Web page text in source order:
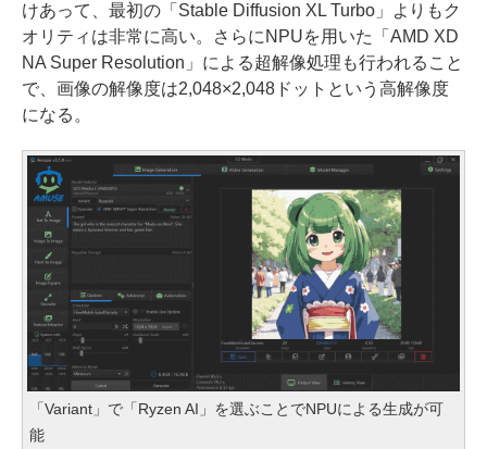
けあって、最初の「Stable Diffusion XL Turbo」よりもク
オリティは非常に高い。さらにNPUを用いた「AMD XD
NA Super Resolution」による超解像処理も行われること
で、画像の解像度は2,048×2,048ドットという高解像度
になる。
「Variant」で「Ryzen AI」を選ぶことでNPUによる生成が可
能